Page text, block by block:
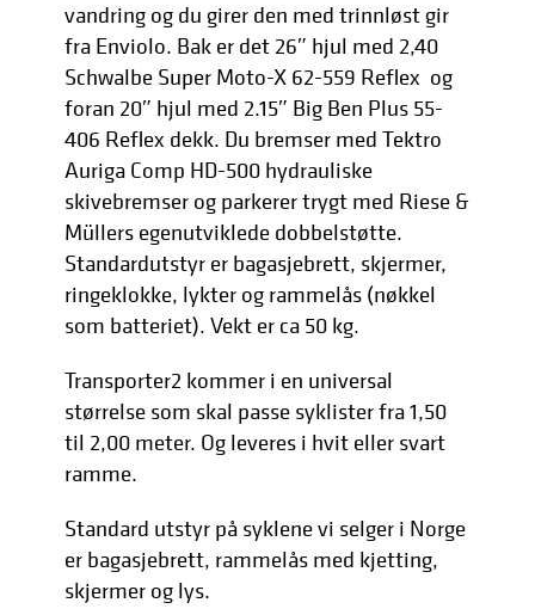
vandring og du girer den med trinnløst gir
fra Enviolo. Bak er det 26″ hjul med 2,40
Schwalbe Super Moto-X 62-559 Reflex og
foran 20″ hjul med 2.15″ Big Ben Plus 55-
406 Reflex dekk. Du bremser med Tektro
Auriga Comp HD-500 hydrauliske
skivebremser og parkerer trygt med Riese &
Müllers egenutviklede dobbelstøtte.
Standardutstyr er bagasjebrett, skjermer,
ringeklokke, lykter og rammelås (nøkkel
som batteriet). Vekt er ca 50 kg.
Transporter2 kommer i en universal
størrelse som skal passe syklister fra 1,50
til 2,00 meter. Og leveres i hvit eller svart
ramme.
Standard utstyr på syklene vi selger i Norge
er bagasjebrett, rammelås med kjetting,
skjermer og lys.